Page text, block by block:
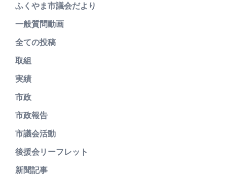
ふくやま市議会だより
一般質問動画
全ての投稿
取組
実績
市政
市政報告
市議会活動
後援会リーフレット
新聞記事